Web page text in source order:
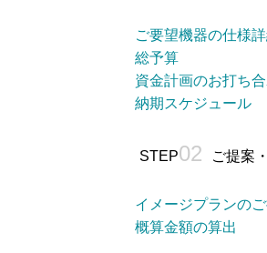
ご要望機器の仕様
総予算
資金計画のお打ち
納期スケジュール
STEP02 ご提案
イメージプランの
概算金額の算出